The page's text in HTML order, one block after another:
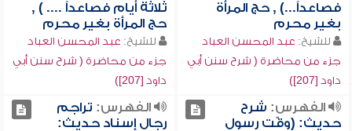
فصاعداً...) , حج المرأة
بغير محرم
للشيخ: عبد المحسن العباد
جزء من محاضرة ( شرح سنن أبي
داود [207])
ثلاثة أيام فصاعداً .... ) ,
حج المرأة بغير محرم
للشيخ: عبد المحسن العباد
جزء من محاضرة ( شرح سنن أبي
داود [207])
الفهرس: شرح
حديث: (وقّت رسول
الفهرس: تراجم
رجال إسناد حديث: